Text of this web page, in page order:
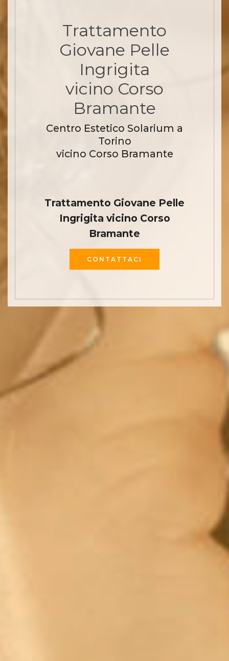
Trattamento
Giovane Pelle
Ingrigita
vicino Corso
Bramante
Centro Estetico Solarium a
Torino
vicino Corso Bramante
Trattamento Giovane Pelle
Ingrigita vicino Corso
Bramante
CONTATTACI